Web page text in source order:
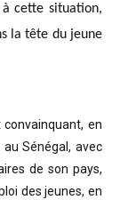
cette situation,
la tête du jeune
convainquant, en
Sénégal, avec
de son pays,
des jeunes, en